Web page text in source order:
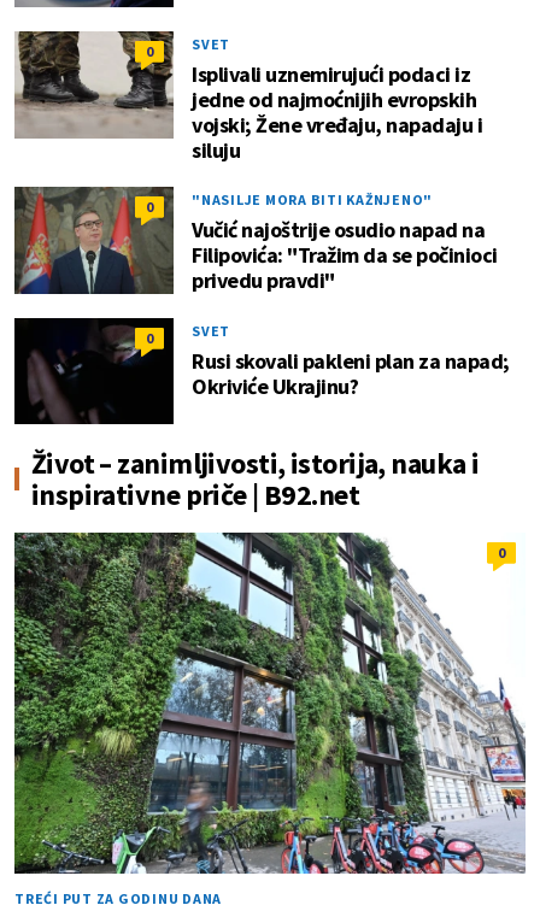
0 SVET
Isplivali uznemirujući podaci iz
jedne od najmoćnijih evropskih
vojski; Žene vređaju, napadaju i
siluju
0 "NASILJE MORA BITI KAŽNJENO"
Vučić najoštrije osudio napad na
Filipovića: "Tražim da se počinioci
privedu pravdi"
0 SVET
Rusi skovali pakleni plan za napad;
Okriviće Ukrajinu?
Život – zanimljivosti, istorija, nauka i
inspirativne priče | B92.net
0
TREĆI PUT ZA GODINU DANA